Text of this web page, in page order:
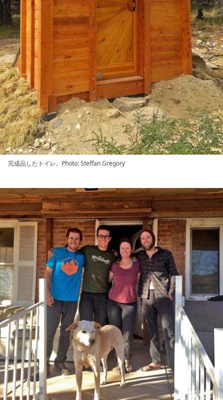
完成品したトイレ。Photo: Steffan Gregory